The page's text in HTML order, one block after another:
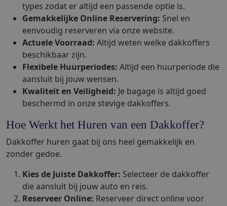
types zodat er altijd een passende optie is.
Gemakkelijke Online Reservering: Snel en
eenvoudig reserveren via onze website.
Actuele Voorraad: Altijd weten welke dakkoffers
beschikbaar zijn.
Flexibele Huurperiodes: Altijd een huurperiode die
aansluit bij jouw wensen.
Kwaliteit en Veiligheid: Je bagage is altijd goed
beschermd in onze stevige dakkoffers.
Hoe Werkt het Huren van een Dakkoffer?
Dakkoffer huren gaat bij ons heel gemakkelijk en
zonder gedoe.
Kies de Juiste Dakkoffer: Selecteer de dakkoffer
die aansluit bij jouw auto en reis.
Reserveer Online: Reserveer direct online voor